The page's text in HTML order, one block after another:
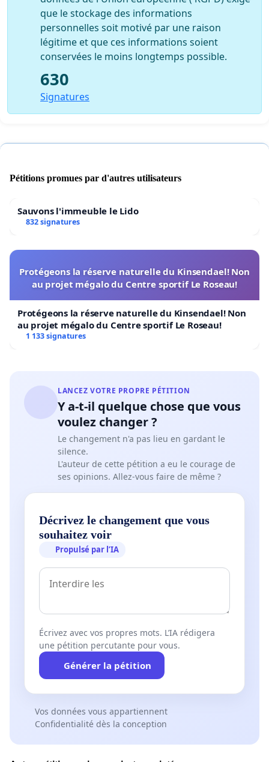
que le stockage des informations
personnelles soit motivé par une raison
légitime et que ces informations soient
conservées le moins longtemps possible.
630
Signatures
Pétitions promues par d'autres utilisateurs
Sauvons l'immeuble le Lido
832 signatures
Protégeons la réserve naturelle du Kinsendael! Non
au projet mégalo du Centre sportif Le Roseau!
Protégeons la réserve naturelle du Kinsendael! Non
au projet mégalo du Centre sportif Le Roseau!
1 133 signatures
LANCEZ VOTRE PROPRE PÉTITION
Y a-t-il quelque chose que vous
voulez changer ?
Le changement n'a pas lieu en gardant le
silence.
L'auteur de cette pétition a eu le courage de
ses opinions. Allez-vous faire de même ?
Décrivez le changement que vous
souhaitez voir
Propulsé par l’IA
Écrivez avec vos propres mots. L’IA rédigera
une pétition percutante pour vous.
Générer la pétition
Vos données vous appartiennent
Confidentialité dès la conception